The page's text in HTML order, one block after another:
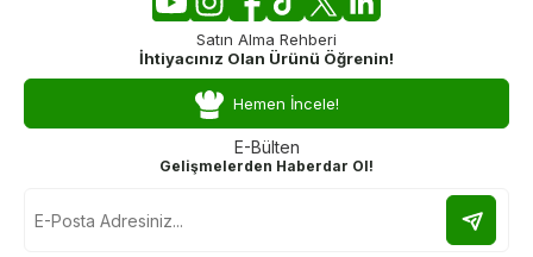
Satın Alma Rehberi
İhtiyacınız Olan Ürünü Öğrenin!
Hemen İncele!
E-Bülten
Gelişmelerden Haberdar Ol!